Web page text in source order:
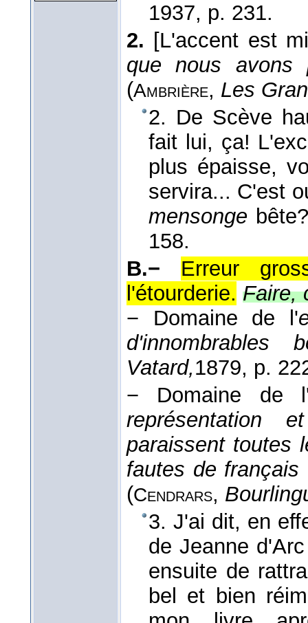
1937, p. 231.
2. [L'accent est
que nous avons
(Ambrière, Les
2. De Scève
fait lui, ça!
plus épaisse,
servira... C'est
mensonge
158.
B.−
Erreur
l'étourderie. Faire,
− Domaine de l'
d'innombrables
Vatard,1879, p.
− Domaine de
représentation
paraissent toutes
fautes de
(Cendrars,
3. J'ai dit, en
de Jeanne
ensuite de
bel et bien